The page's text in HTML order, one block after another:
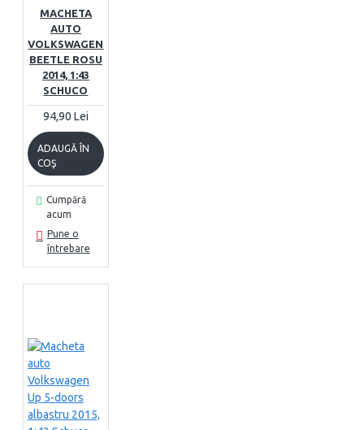
MACHETA
AUTO
VOLKSWAGEN
BEETLE ROSU
2014, 1:43
SCHUCO
94,90 Lei
ADAUGĂ ÎN
COŞ
Cumpără
acum
Pune o
întrebare